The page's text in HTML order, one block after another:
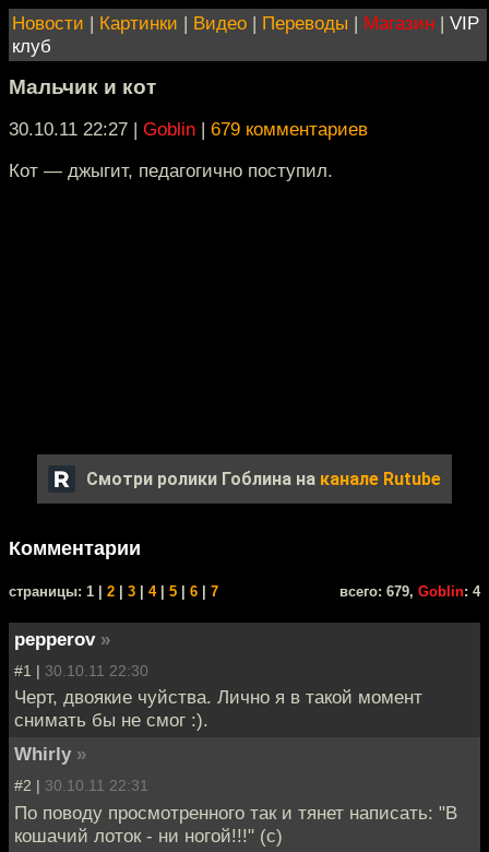
Новости | Картинки | Видео | Переводы | Магазин | VIP
клуб
Мальчик и кот
30.10.11 22:27 | Goblin | 679 комментариев
Кот — джыгит, педагогично поступил.
Смотри ролики Гоблина на канале Rutube
Комментарии
cтраницы: 1 | 2 3 4| 5 6 7 всего: 679, Goblin: 4
pepperov »
#1 | 30.10.11 22:30
Черт, двоякие чуйства. Лично я в такой момент
снимать бы не смог :).
Whirly »
#2 | 30.10.11 22:31
По поводу просмотренного так и тянет написать: "В
кошачий лоток - ни ногой!!!" (с)